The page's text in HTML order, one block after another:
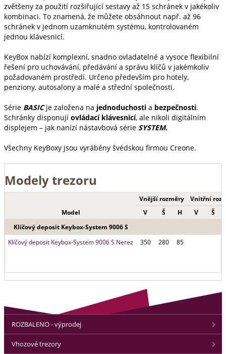
zvětšeny za použití rozšiřující sestavy až 15 schránek v jakékoliv
kombinaci. To znamená, že můžete obsáhnout např. až 96
schránek v jednom uzamknutém systému, kontrolovaném
jednou klávesnicí.
KeyBox nabízí komplexní, snadno ovladatelné a vysoce flexibilní
řešení pro uchovávání, předávání a správu klíčů v jakémkoliv
požadovaném prostředí. Určeno především pro hotely,
penziony, autosalony a malé a střední společnosti.
Série BASIC je založena na jednoduchosti a bezpečnosti.
Schránky disponují ovládací klávesnicí, ale nikoli digitálním
displejem – jak nanízí nástavbová série SYSTEM.
Všechny KeyBoxy jsou vyráběny švédskou firmou Creone.
Modely trezoru
Model
Vnější rozměry
Vnitřní
V
Š H V
Š
Klíčový deposit Keybox-System 9006 S
Klíčový deposit Keybox-System 9006 S Nerez
350 280 85
ROZBALENO - výprodej
Vhozové trezory